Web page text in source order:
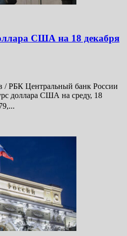
США на 18 декабря
РБК Центральный банк России
доллара США на среду, 18